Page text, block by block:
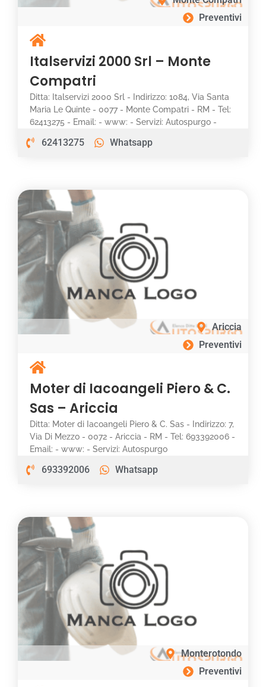
Preventivi
Italservizi 2000 Srl – Monte
Compatri
Ditta: Italservizi 2000 Srl - Indirizzo: 1084, Via Santa
Maria Le Quinte - 0077 - Monte Compatri - RM - Tel:
62413275 - Email: - www: - Servizi: Autospurgo -
62413275 Whatsapp
Ariccia
Preventivi
Moter di Iacoangeli Piero & C.
Sas – Ariccia
Ditta: Moter di Iacoangeli Piero & C. Sas - Indirizzo: 7,
Via Di Mezzo - 0072 - Ariccia - RM - Tel: 693392006 -
Email: - www: - Servizi: Autospurgo
693392006 Whatsapp
Monterotondo
Preventivi